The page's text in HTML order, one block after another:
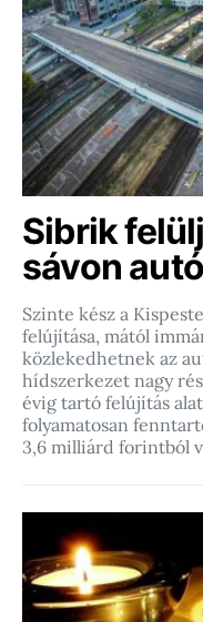
Sibrik
sávon
Szinte kész a
felújítása, mától
közlekedhetnek az
hídszerkezet nagy
évig tartó felújítás
folyamatosan
3,6 milliárd forintból